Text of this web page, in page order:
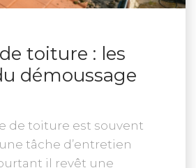
toiture : les
démoussage
de toiture est souvent
tâche d’entretien
il revêt une